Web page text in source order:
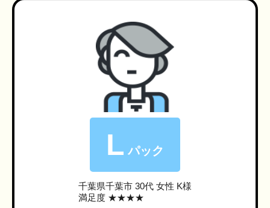
L パック
千葉県千葉市 30代 女性 K様
満足度 ★★★★